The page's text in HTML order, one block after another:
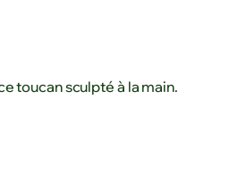
toucan sculpté à la main.